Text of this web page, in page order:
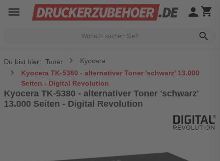
menu
search
person shopping_cart
Du bist hier: Toner
Kyocera
Kyocera TK-5380 - alternativer Toner 'schwarz' 13.000
Seiten - Digital Revolution
Kyocera TK-5380 - alternativer Toner 'schwarz'
13.000 Seiten - Digital Revolution